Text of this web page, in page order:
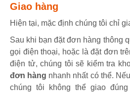
Giao hàng
Hiện tại, mặc định chúng tôi chỉ
Sau khi bạn đặt đơn hàng thông
gọi điện thoại, hoặc là đặt đơn
điện tử, chúng tôi sẽ kiểm tra
đơn hàng nhanh nhất có thể.
chúng tôi không thể giao